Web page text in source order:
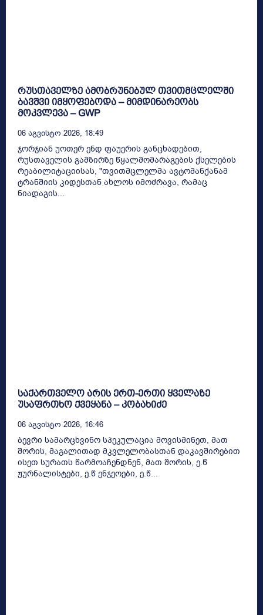
რუსთაველზე ამობრუნებულ თვითმცლელში
ბავშვი იმყოფებოდა – მიმდინარეობს
მოკვლევა – GWP
06 Აგვისტო 2026, 18:49
ჯორჯიან უოთერ ენდ ფაუერის განცხადებით,
რუსთაველის გამზირზე წყალმომარაგების ქსელების
რეაბილიტაციისას, "თვითმცლელმა ავტომანქანამ
ტრანშიის კიდესთან ახლოს იმოძრავა, რამაც
ნიადაგის...
საქართველო არის ერთ-ერთი ყველაზე
უსაფრთხო ქვეყანა – კობახიძე
06 Აგვისტო 2026, 16:46
ბევრი სამარცხვინო სპეკულაცია მოვისმინეთ, მათ
შორის, მაგალითად მკვლელობასთან დაკავშირებით
ისეთ სურათს წარმოაჩენდნენ, მათ შორის, ე.წ
ჟურნალისტები, ე.წ ენჯეოები, ე.წ...